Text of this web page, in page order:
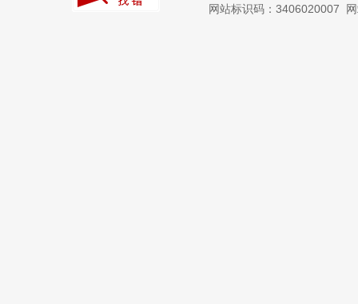
网站标识码：3406020007